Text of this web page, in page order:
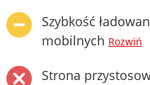
Szybkość
mobilnych Rozwiń
Strona